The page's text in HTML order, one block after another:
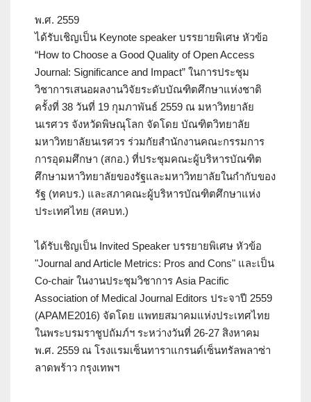
พ.ศ. 2559
ได้รับเชิญเป็น Keynote speaker บรรยายพิเศษ หัวข้อ
“How to Choose a Good Quality of Open Access
Journal: Significance and Impact” ในการประชุม
วิชาการเสนอผลงานวิจัยระดับบัณฑิตศึกษาแห่งชาติ
ครั้งที่ 38 วันที่ 19 กุมภาพันธ์ 2559 ณ มหาวิทยาลัย
นเรศวร จังหวัดพิษณุโลก จัดโดย บัณฑิตวิทยาลัย
มหาวิทยาลัยนเรศวร ร่วมกัยสำนักงานคณะกรรมการ
การอุดมศึกษา (สกอ.) ที่ประชุมคณะผู้บริหารบัณฑิต
ศึกษามหาวิทยาลัยของรัฐและมหาวิทยาลัยในกำกับของ
รัฐ (ทคบร.) และสภาคณะผู้บริหารบัณฑิตศึกษาแห่ง
ประเทศไทย (สคบท.)
ได้รับเชิญเป็น Invited Speaker บรรยายพิเศษ หัวข้อ
"Journal and Article Metrics: Pros and Cons" และเป็น
Co-chair ในงานประชุมวิชาการ Asia Pacific
Association of Medical Journal Editors ประจาปี 2559
(APAME2016) จัดโดย แพทยสมาคมแห่งประเทศไทย
ในพระบรมราชูปถัมภ์ฯ ระหว่างวันที่ 26-27 สิงหาคม
พ.ศ. 2559 ณ โรงแรมเซ็นทาราแกรนด์เซ็นทรัลพลาซ่า
ลาดพร้าว กรุงเทพฯ